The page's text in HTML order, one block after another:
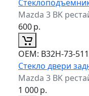
Mazda 3 BK
600р.
ОЕМ: B32H-73-
Стекло двери
Mazda 3 BK
1 000р.